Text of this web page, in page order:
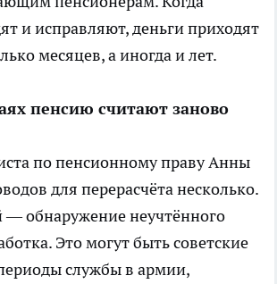
и исправляют, деньги приходят
месяцев, а иногда и лет.
пенсию считают заново
по пенсионному праву Анны
для перерасчёта несколько.
обнаружение неучтённого
Это могут быть советские
службы в армии,